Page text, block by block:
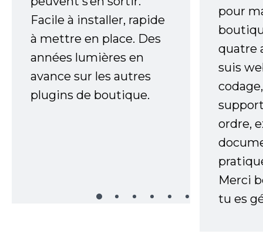
Facile à installer, rapide
à mettre en place. Des
années lumières en
avance sur les autres
plugins de boutique.
pour
quatre
suis
ordre,
Merci
tu es